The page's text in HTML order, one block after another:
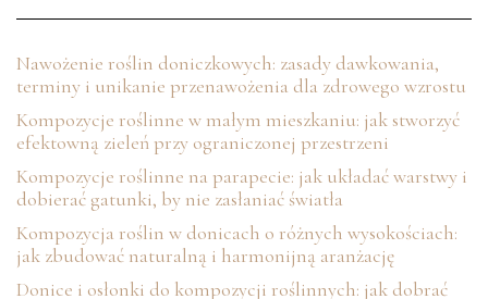
Nawożenie roślin doniczkowych: zasady dawkowania,
terminy i unikanie przenawożenia dla zdrowego wzrostu
Kompozycje roślinne w małym mieszkaniu: jak stworzyć
efektowną zieleń przy ograniczonej przestrzeni
Kompozycje roślinne na parapecie: jak układać warstwy i
dobierać gatunki, by nie zasłaniać światła
Kompozycja roślin w donicach o różnych wysokościach:
jak zbudować naturalną i harmonijną aranżację
Donice i osłonki do kompozycji roślinnych: jak dobrać